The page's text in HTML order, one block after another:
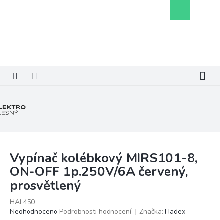
košík
Vypínač kolébkový MIRS101-8,
ON-OFF 1p.250V/6A červený,
prosvětlený
HAL450
Průměrné
Neohodnoceno Podrobnosti hodnocení Značka: Hadex